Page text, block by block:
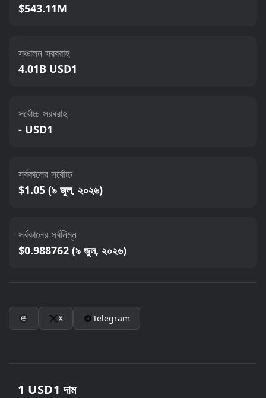
$543.11M
সঞ্চালন সরবরাহ
4.01B USD1
সর্বোচ্চ সরবরাহ
- USD1
সর্বকালের সর্বোচ্চ
$1.05 (৯ জুল, ২০২৬)
সর্বকালের সর্বনিম্ন
$0.988762 (৯ জুল, ২০২৬)
X Telegram
1 USD1 দাম